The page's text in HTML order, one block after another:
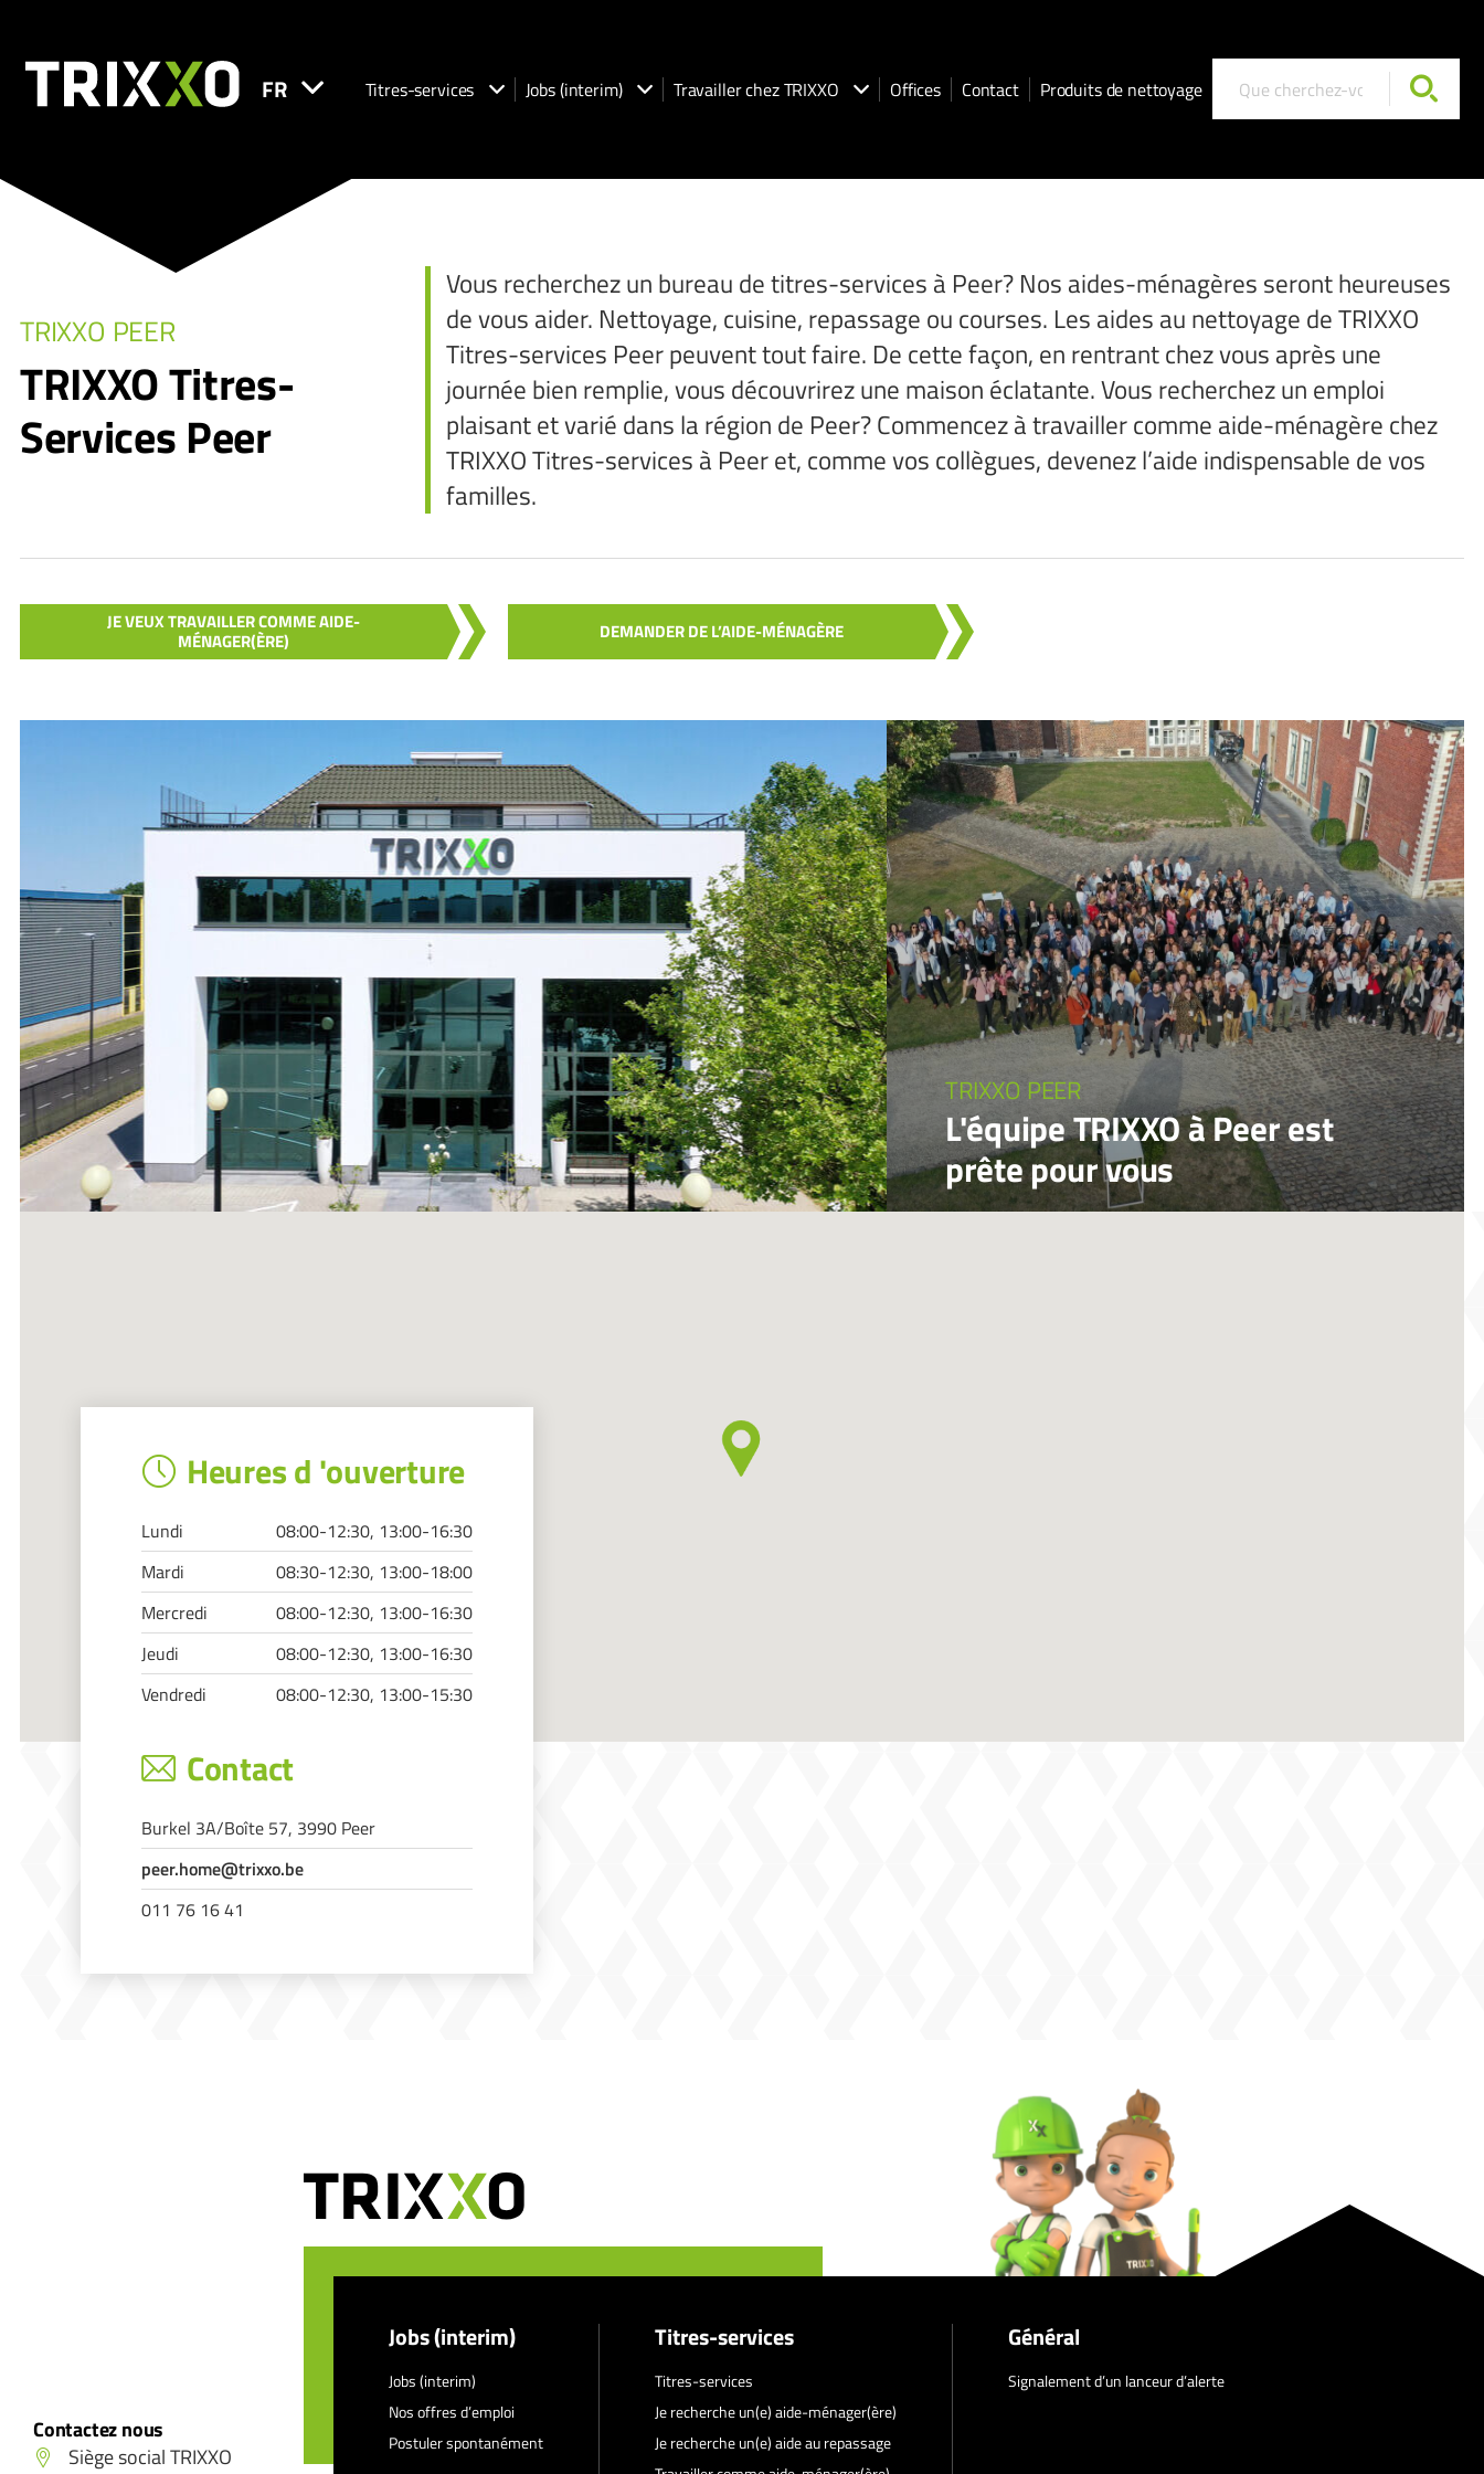
FR Titres-services Jobs (interim) Travailler chez TRIXXO Offices Contact Produits de nettoyage
TRIXXO PEER
TRIXXO Titres-
Services Peer
Vous recherchez un bureau de titres-services à Peer? Nos aides-ménagères seront heureuses
de vous aider. Nettoyage, cuisine, repassage ou courses. Les aides au nettoyage de TRIXXO
Titres-services Peer peuvent tout faire. De cette façon, en rentrant chez vous après une
journée bien remplie, vous découvrirez une maison éclatante. Vous recherchez un emploi
plaisant et varié dans la région de Peer? Commencez à travailler comme aide-ménagère chez
TRIXXO Titres-services à Peer et, comme vos collègues, devenez l’aide indispensable de vos
familles.
JE VEUX TRAVAILLER COMME AIDE-
MÉNAGER(ÈRE) DEMANDER DE L’AIDE-MÉNAGÈRE
TRIXXO PEER
L'équipe TRIXXO à Peer est
prête pour vous
Heures d 'ouverture
Lundi
08:00-12:30, 13:00-16:30
Mardi
08:30-12:30, 13:00-18:00
Mercredi
08:00-12:30, 13:00-16:30
Jeudi
08:00-12:30, 13:00-16:30
Vendredi
08:00-12:30, 13:00-15:30
Contact
Burkel 3A/Boîte 57, 3990 Peer
peer.home@trixxo.be
011 76 16 41
Contactez nous
Siège social TRIXXO
Jobs (interim)
Jobs (interim)
Nos offres d’emploi
Postuler spontanément
Titres-services
Titres-services
Je recherche un(e) aide-ménager(ère)
Je recherche un(e) aide au repassage
Général
Signalement d’un lanceur d’alerte